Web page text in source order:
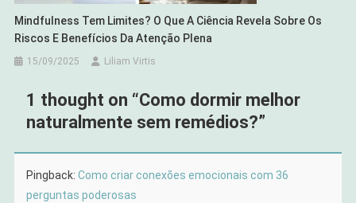
Mindfulness Tem Limites? O Que A Ciência Revela Sobre Os
Riscos E Benefícios Da Atenção Plena
15/09/2025 Liliam Virtis
1 thought on “Como dormir melhor
naturalmente sem remédios?”
Pingback: Como criar conexões emocionais com 36
perguntas poderosas